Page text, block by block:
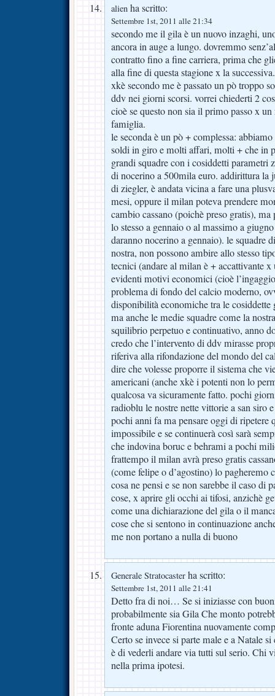
alien ha scritto:
Settembre 1st, 2011 alle 21:34
secondo me il gila è un nuovo inzaghi,
ancora in auge a lungo. dovremmo
contratto fino a fine carriera, prima che
alla fine di questa stagione x la
xkè secondo me è passato un pò troppo
ddv nei giorni scorsi. vorrei chiederti 2
cioè se questo non sia il primo passo x
famiglia.
le seconda è un pò + complessa:
soldi in giro e molti affari, molti + che in
grandi squadre con i cosiddetti parametri
di nocerino a 500mila euro. addirittura la
di ziegler, è andata vicina a fare una
mesi, oppure il milan poteva prendere
cambio cassano (poichè preso gratis),
lo stesso a gennaio o al massimo a
daranno nocerino a gennaio). le squadre
nostra, non possono ambire allo stesso
tecnici (andare al milan è + accattivante
evidenti motivi economici (cioè
problema di fondo del calcio moderno,
disponibilità economiche tra le
ma anche le medie squadre come la
squilibrio perpetuo e continuativo, anno
credo che l’intervento di ddv mirasse
riferiva alla rifondazione del mondo del
dire che volesse proporre il sistema che
americani (anche xkè i potenti non lo
qualcosa va sicuramente fatto. pochi
radioblu le nostre nette vittorie a san siro
pochi anni fa ma pensare oggi di ripetere
impossibile e se continuerà così sarà
che indovina boruc e behrami a pochi
frattempo il milan avrà preso gratis
(come felipe o d’agostino) lo pagheremo
cosa ne pensi e se non sarebbe il caso di
cose, x aprire gli occhi ai tifosi, anzichè
come una dichiarazione del gila o il
cose che si sentono in continuazione
me non portano a nulla di buono
Generale Stratocaster ha scritto:
Settembre 1st, 2011 alle 21:41
Detto fra di noi… Se si iniziasse con
probabilmente sia Gila Che monto
fronte aduna Fiorentina nuovamente
Certo se invece si parte male e a Natale
è di vederli andare via tutti sul serio. Chi
nella prima ipotesi.